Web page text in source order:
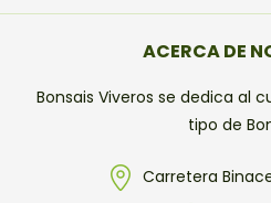
ACERCA DE
Bonsais Viveros se dedica al
tipo de
Carretera